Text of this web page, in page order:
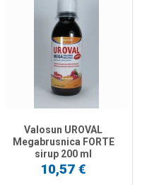
Valosun UROVAL
Megabrusnica FORTE
sirup 200 ml
10,57 €